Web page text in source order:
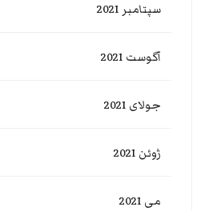
سپتامبر 2021
آگوست 2021
جولای 2021
ژوئن 2021
می 2021